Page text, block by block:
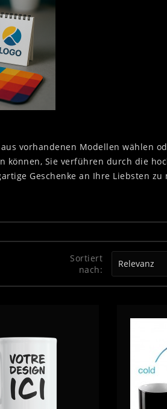
vorhandenen Modellen wählen
können, Sie verführen durch die
Geschenke an Ihre Liebsten zu
Sortiert
nach:
Relevanz